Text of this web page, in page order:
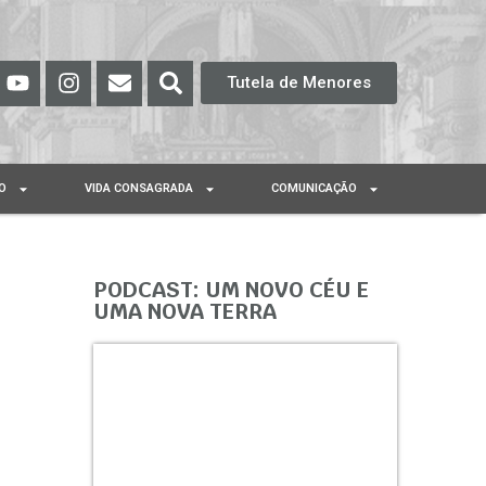
Tutela de Menores
VIDA CONSAGRADA COMUNICAÇÃO
PODCAST: UM NOVO CÉU E
UMA NOVA TERRA